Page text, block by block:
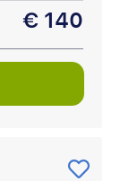
€ 140